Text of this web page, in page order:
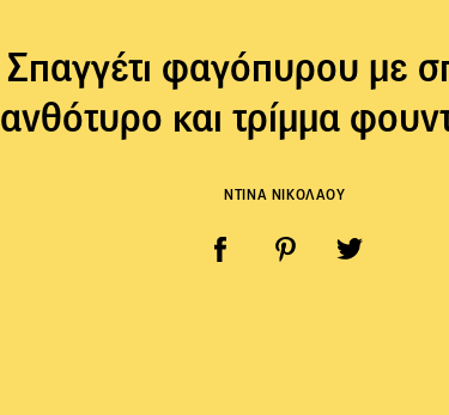
Σπαγγέτι φαγόπυρου με
ανθότυρο και τρίμμα
ΝΤΙΝΑ ΝΙΚΟΛΑΟΥ